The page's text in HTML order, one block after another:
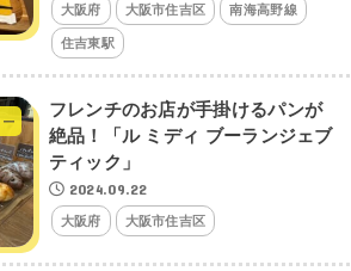
大阪府 大阪市住吉区 南海高野線
住吉東駅
フレンチのお店が手掛けるパンが
絶品！「ル ミディ ブーランジェブ
ティック」
2024.09.22
大阪府 大阪市住吉区